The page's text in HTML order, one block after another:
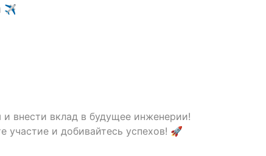
✈️
внести вклад в будущее инженерии!
участие и добивайтесь успехов! 🚀